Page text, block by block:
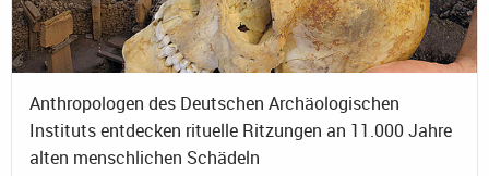
Anthropologen des Deutschen Archäologischen
Instituts entdecken rituelle Ritzungen an 11.000 Jahre
alten menschlichen Schädeln